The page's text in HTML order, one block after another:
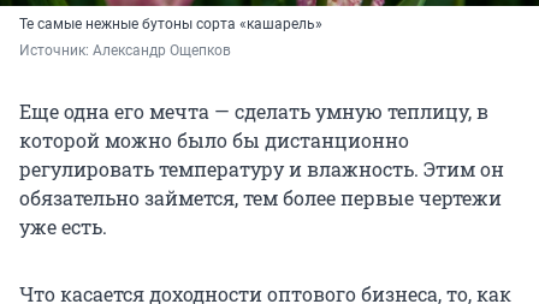
Те самые нежные бутоны сорта «кашарель»
Источник: Александр Ощепков
Еще одна его мечта — сделать умную теплицу, в
которой можно было бы дистанционно
регулировать температуру и влажность. Этим он
обязательно займется, тем более первые чертежи
уже есть.
Что касается доходности оптового бизнеса, то, как